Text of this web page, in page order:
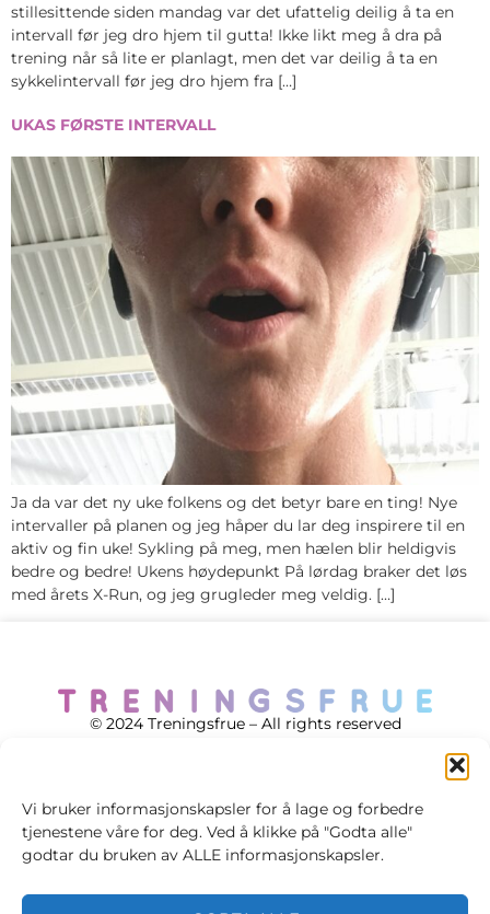
Vi bruker informasjonskapsler for å lage og forbedre
tjenestene våre for deg. Ved å klikke på "Godta alle"
godtar du bruken av ALLE informasjonskapsler.
stillesittende siden mandag var det ufattelig deilig å ta en
intervall før jeg dro hjem til gutta! Ikke likt meg å dra på
trening når så lite er planlagt, men det var deilig å ta en
sykkelintervall før jeg dro hjem fra […]
UKAS FØRSTE INTERVALL
Ja da var det ny uke folkens og det betyr bare en ting! Nye
intervaller på planen og jeg håper du lar deg inspirere til en
aktiv og fin uke! Sykling på meg, men hælen blir heldigvis
bedre og bedre! Ukens høydepunkt På lørdag braker det løs
med årets X-Run, og jeg grugleder meg veldig. […]
© 2024 Treningsfrue – All rights reserved
Cookie policy